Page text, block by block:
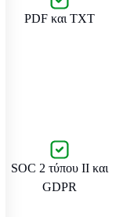
PDF και TXT
SOC 2 τύπου II και
GDPR